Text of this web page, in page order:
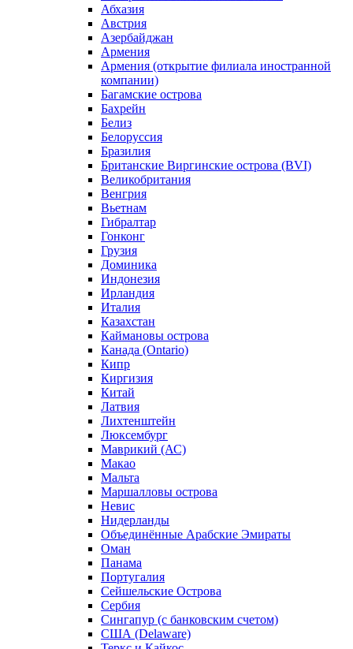
Абхазия
Австрия
Азербайджан
Армения
Армения (открытие филиала иностранной
компании)
Багамские острова
Бахрейн
Белиз
Белоруссия
Бразилия
Британские Виргинские острова (BVI)
Великобритания
Венгрия
Вьетнам
Гибралтар
Гонконг
Грузия
Доминика
Индонезия
Ирландия
Италия
Казахстан
Каймановы острова
Канада (Ontario)
Кипр
Киргизия
Китай
Латвия
Лихтенштейн
Люксембург
Маврикий (АС)
Макао
Мальта
Маршалловы острова
Нeвис
Нидерланды
Объединённые Арабские Эмираты
Оман
Панама
Португалия
Сейшельские Острова
Сербия
Сингапур (c банковским счетом)
США (Delaware)